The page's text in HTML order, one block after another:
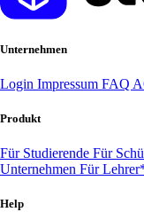
Unternehmen
Login Impressum FAQ
Produkt
Für Studierende Für
Unternehmen Für
Help